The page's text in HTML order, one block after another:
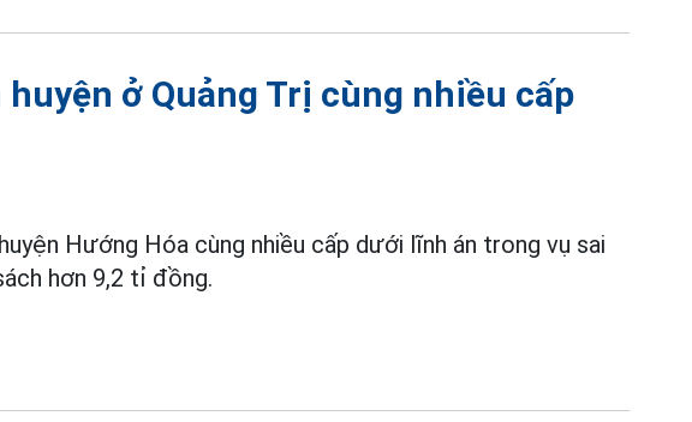
ở Quảng Trị cùng nhiều cấp
Hướng Hóa cùng nhiều cấp dưới lĩnh án trong vụ sai
hơn 9,2 tỉ đồng.